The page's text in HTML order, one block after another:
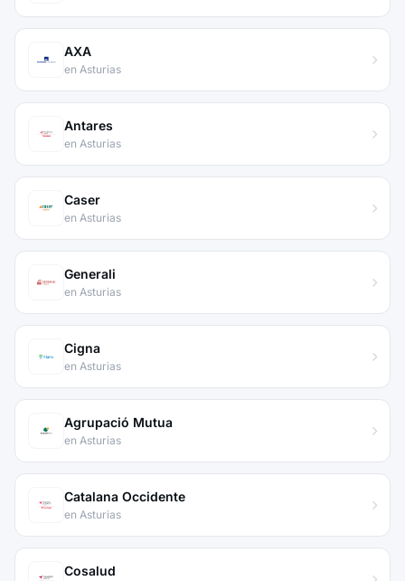
AXA
en Asturias
Antares
en Asturias
Caser
en Asturias
Generali
en Asturias
Cigna
en Asturias
Agrupació Mutua
en Asturias
Catalana Occidente
en Asturias
Cosalud